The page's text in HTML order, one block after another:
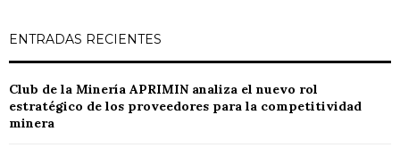
ENTRADAS RECIENTES
Club de la Minería APRIMIN analiza el nuevo rol
estratégico de los proveedores para la competitividad
minera